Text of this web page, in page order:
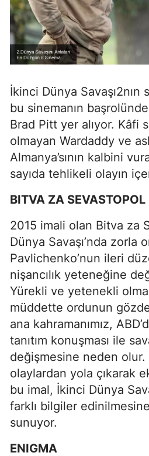
İkinci Dünya Savaşı2nın
bu sinemanın
Brad Pitt yer alıyor. Kâfi
olmayan Wardaddy ve
Almanya’sının kalbini
sayıda tehlikeli olayın
BITVA ZA SEVASTOPOL
2015 imali olan Bitva za
Dünya Savaşı’nda zorla
Pavlichenko’nun ileri
nişancılık yeteneğine
Yürekli ve yetenekli
müddette ordunun
ana kahramanımız,
tanıtım konuşması ile
değişmesine neden olur.
olaylardan yola çıkarak
bu imal, İkinci Dünya
farklı bilgiler
sunuyor.
ENIGMA